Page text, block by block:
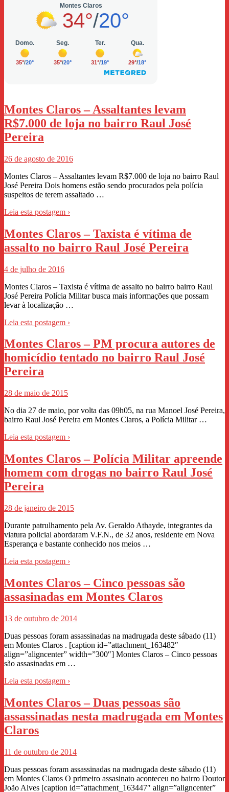
Montes Claros – Assaltantes levam
R$7.000 de loja no bairro Raul José
Pereira
26 de agosto de 2016
Montes Claros – Assaltantes levam R$7.000 de loja no bairro Raul
José Pereira Dois homens estão sendo procurados pela polícia
suspeitos de terem assaltado …
Leia esta postagem ›
Montes Claros – Taxista é vítima de
assalto no bairro Raul José Pereira
4 de julho de 2016
Montes Claros – Taxista é vítima de assalto no bairro bairro Raul
José Pereira Polícia Militar busca mais informações que possam
levar à localização …
Leia esta postagem ›
Montes Claros – PM procura autores de
homicídio tentado no bairro Raul José
Pereira
28 de maio de 2015
No dia 27 de maio, por volta das 09h05, na rua Manoel José Pereira,
bairro Raul José Pereira em Montes Claros, a Polícia Militar …
Leia esta postagem ›
Montes Claros – Polícia Militar apreende
homem com drogas no bairro Raul José
Pereira
28 de janeiro de 2015
Durante patrulhamento pela Av. Geraldo Athayde, integrantes da
viatura policial abordaram V.F.N., de 32 anos, residente em Nova
Esperança e bastante conhecido nos meios …
Leia esta postagem ›
Montes Claros – Cinco pessoas são
assasinadas em Montes Claros
13 de outubro de 2014
Duas pessoas foram assassinadas na madrugada deste sábado (11)
em Montes Claros . [caption id=”attachment_163482″
align=”aligncenter” width=”300″] Montes Claros – Cinco pessoas
são assasinadas em …
Leia esta postagem ›
Montes Claros – Duas pessoas são
assassinadas nesta madrugada em Montes
Claros
11 de outubro de 2014
Duas pessoas foram assassinadas na madrugada deste sábado (11)
em Montes Claros O primeiro assasinato aconteceu no bairro Doutor
João Alves [caption id=”attachment_163447″ align=”aligncenter”